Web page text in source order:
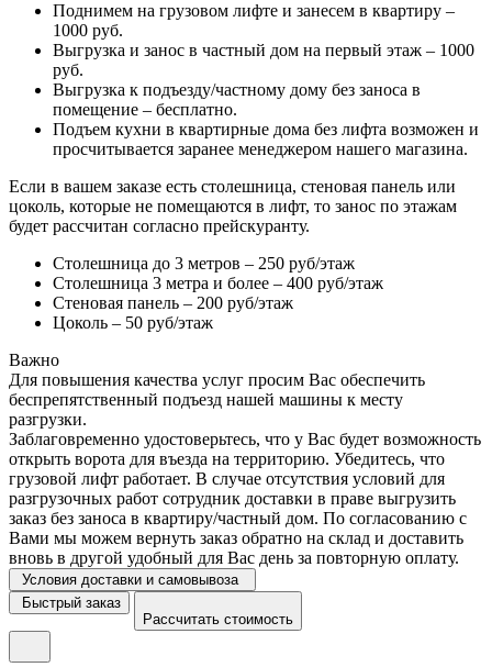
Поднимем на грузовом лифте и занесем в квартиру –
1000 руб.
Выгрузка и занос в частный дом на первый этаж – 1000
руб.
Выгрузка к подъезду/частному дому без заноса в
помещение – бесплатно.
Подъем кухни в квартирные дома без лифта возможен и
просчитывается заранее менеджером нашего магазина.
Если в вашем заказе есть столешница, стеновая панель или
цоколь, которые не помещаются в лифт, то занос по этажам
будет рассчитан согласно прейскуранту.
Столешница до 3 метров – 250 руб/этаж
Столешница 3 метра и более – 400 руб/этаж
Стеновая панель – 200 руб/этаж
Цоколь – 50 руб/этаж
Важно
Для повышения качества услуг просим Вас обеспечить
беспрепятственный подъезд нашей машины к месту
разгрузки.
Заблаговременно удостоверьтесь, что у Вас будет возможность
открыть ворота для въезда на территорию. Убедитесь, что
грузовой лифт работает. В случае отсутствия условий для
разгрузочных работ сотрудник доставки в праве выгрузить
заказ без заноса в квартиру/частный дом. По согласованию с
Вами мы можем вернуть заказ обратно на склад и доставить
вновь в другой удобный для Вас день за повторную оплату.
Условия доставки и самовывоза
Быстрый заказ
Рассчитать стоимость